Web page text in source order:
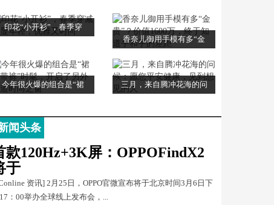
印花“小开衫”，春季穿
香奈儿御用手模有多“金
今年很火爆的组合是“裙 三月，来自腾冲花海的问
闻头条
款120Hz+3K屏：OPPOFindX2
于
资讯] 2月25日，OPPO官微宣布将于北京时间3月6日下
：00举办全球线上发布会，...